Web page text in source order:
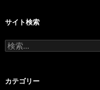
サイト検索
検
索:
カテゴリー